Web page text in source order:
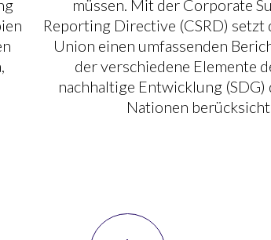
müssen. Mit der Corporate
Reporting Directive (CSRD) setzt
Union einen umfassenden
der verschiedene Elemente
nachhaltige Entwicklung
Nationen